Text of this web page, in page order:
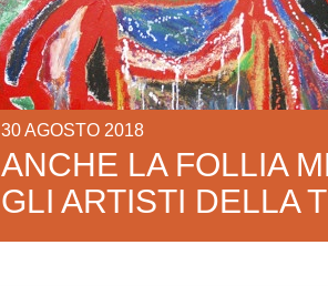
30 AGOSTO 2018
ANCHE LA FOLLIA
GLI ARTISTI DELLA